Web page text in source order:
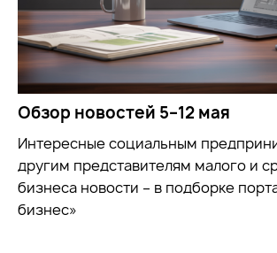
Обзор новостей 5–12 мая
Интересные социальным
другим представителям малого и
бизнеса новости – в подборке
бизнес»